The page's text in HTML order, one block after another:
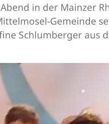
in der Mainzer
Gemeinde
Schlumberger aus